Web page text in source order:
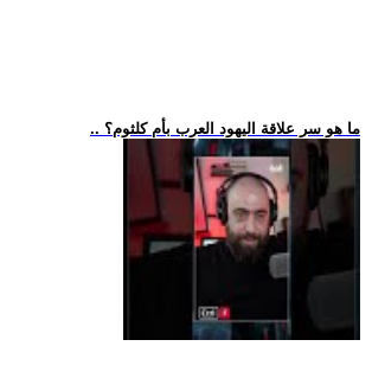
.. ما هو سر علاقة اليهود العرب بأم كلثوم؟